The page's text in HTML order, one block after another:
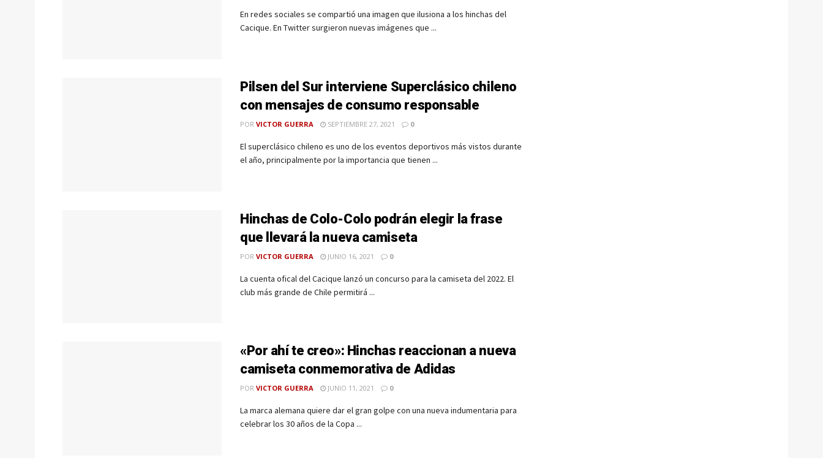
En redes sociales se compartió una imagen que ilusiona a los hinchas del
Cacique. En Twitter surgieron nuevas imágenes que ...
Pilsen del Sur interviene Superclásico chileno
con mensajes de consumo responsable
POR VICTOR GUERRA SEPTIEMBRE 27, 2021 0
El superclásico chileno es uno de los eventos deportivos más vistos durante
el año, principalmente por la importancia que tienen ...
Hinchas de Colo-Colo podrán elegir la frase
que llevará la nueva camiseta
POR VICTOR GUERRA JUNIO 16, 2021 0
La cuenta ofical del Cacique lanzó un concurso para la camiseta del 2022. El
club más grande de Chile permitirá ...
«Por ahí te creo»: Hinchas reaccionan a nueva
camiseta conmemorativa de Adidas
POR VICTOR GUERRA JUNIO 11, 2021 0
La marca alemana quiere dar el gran golpe con una nueva indumentaria para
celebrar los 30 años de la Copa ...